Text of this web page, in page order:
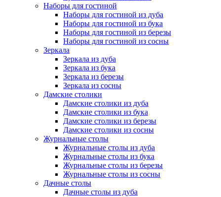
Наборы для гостиной
Наборы для гостиной из дуба
Наборы для гостиной из бука
Наборы для гостиной из березы
Наборы для гостиной из сосны
Зеркала
Зеркала из дуба
Зеркала из бука
Зеркала из березы
Зеркала из сосны
Дамские столики
Дамские столики из дуба
Дамские столики из бука
Дамские столики из березы
Дамские столики из сосны
Журнальные столы
Журнальные столы из дуба
Журнальные столы из бука
Журнальные столы из березы
Журнальные столы из сосны
Дачные столы
Дачные столы из дуба